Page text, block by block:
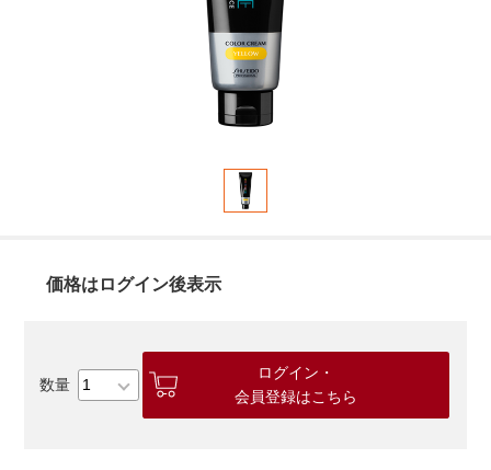
価格はログイン後表示
ログイン・
会員登録はこちら